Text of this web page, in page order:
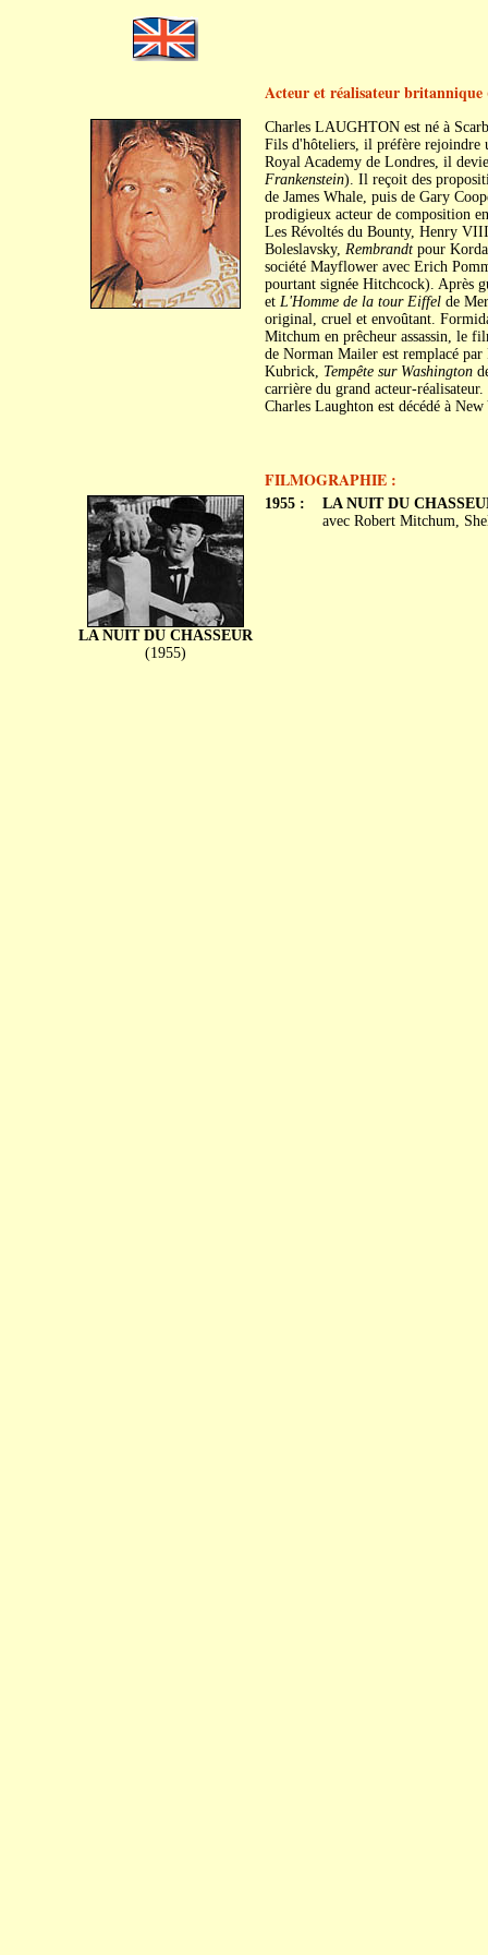
Acteur et réalisateur britannique
Charles LAUGHTON est né à
Fils d'hôteliers, il préfère rejoindre
Royal Academy de Londres, il
Frankenstein). Il reçoit des
de James Whale, puis de Gary
prodigieux acteur de composition
Les Révoltés du Bounty, Henry
Boleslavsky, Rembrandt pour
société Mayflower avec Erich
pourtant signée Hitchcock). Après
et L'Homme de la tour Eiffel de
original, cruel et envoûtant.
Mitchum en prêcheur assassin, le
de Norman Mailer est remplacé
Kubrick, Tempête sur Washington
carrière du grand acteur-réalisateur.
Charles Laughton est décédé à
FILMOGRAPHIE :
LA NUIT DU CHASSEUR
(1955)
1955 :
LA NUIT DU
avec Robert Mitchum,